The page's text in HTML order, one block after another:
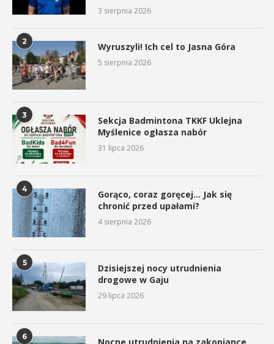
3 sierpnia 2026
2 Wyruszyli! Ich cel to Jasna Góra
5 sierpnia 2026
3
Sekcja Badmintona TKKF Uklejna
Myślenice ogłasza nabór
31 lipca 2026
4
Gorąco, coraz goręcej… Jak się
chronić przed upałami?
4 sierpnia 2026
5
Dzisiejszej nocy utrudnienia
drogowe w Gaju
29 lipca 2026
6 Nocne utrudnienia na zakopiance